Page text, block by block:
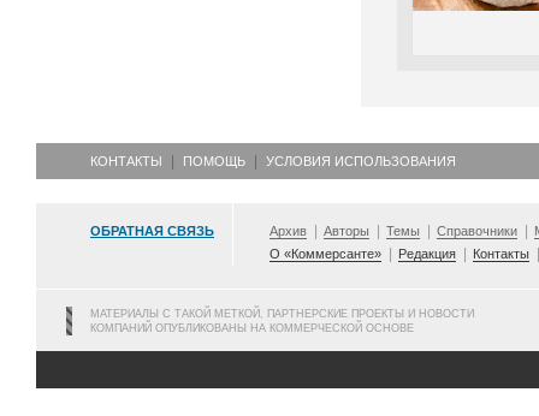
КОНТАКТЫ ПОМОЩЬ УСЛОВИЯ ИСПОЛЬЗОВАНИЯ
ОБРАТНАЯ СВЯЗЬ Архив Авторы Темы Справочники
О «Коммерсанте»
Редакция Контакты
МАТЕРИАЛЫ С ТАКОЙ МЕТКОЙ, ПАРТНЕРСКИЕ ПРОЕКТЫ И НОВОСТИ
КОМПАНИЙ ОПУБЛИКОВАНЫ НА КОММЕРЧЕСКОЙ ОСНОВЕ